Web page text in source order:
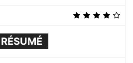
RÉSUMÉ